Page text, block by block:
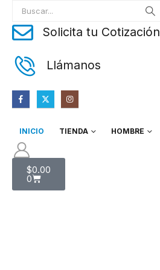
Solicita tu Cotización
Llámanos
INICIO TIENDA HOMBRE
$0.00
0